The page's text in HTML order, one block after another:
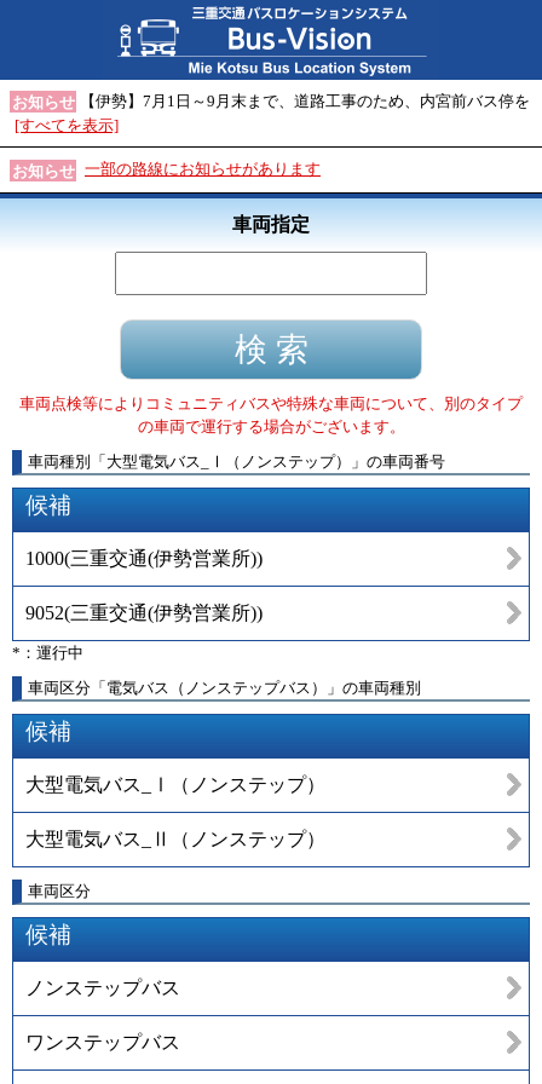
お知らせ
【伊勢】7月1日～9月末まで、道路工事のため、内宮前バス停を
[すべてを表示]
お知らせ 一部の路線にお知らせがあります
車両指定
車両点検等によりコミュニティバスや特殊な車両について、別のタイプ
の車両で運行する場合がございます。
車両種別
「 大型電気バス_Ⅰ（ノンステップ） 」 の車両番号
候補
1000(三重交通(伊勢営業所))
9052(三重交通(伊勢営業所))
*：運行中
車両区分「電気バス（ノンステップバス）」の車両種別
候補
大型電気バス_Ⅰ（ノンステップ）
大型電気バス_Ⅱ（ノンステップ）
車両区分
候補
ノンステップバス
ワンステップバス